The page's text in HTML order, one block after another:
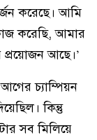
করেছে। আমি
করেছি, আমার
প্রয়োজন আছে।’
চ্যাম্পিয়ন
কিন্তু
সব মিলিয়ে